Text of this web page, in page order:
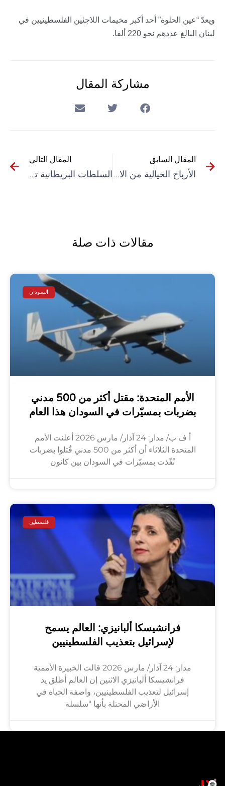
ويعدّ “عين الحلوة” أحد أكبر مخيمات اللاجئين الفلسطينيين في
لبنان البالغ عددهم نحو 220 ألفا.
مشاركة المقال
المقال السابق
الأرباح الخيالية من الاحتكار لشركات الأدوية متعددة الجنسيات: حالة “روش”
المقال التالي
السلطات البريطانية تعتقل عشرات المناهضين لحظر منظمة “فلسطين أكشن”
مقالات ذات صلة
السودان
الأمم المتحدة: مقتل أكثر من 500 مدني
بضربات بمسيّرات في السودان هذا العام
أ ف ب/ مدار: 24 آذار/ مارس 2026 أعلنت الأمم
المتحدة الثلاثاء أن أكثر من 500 مدني قُتلوا بضربات
نُفّذت بمسيّرات في السودان بين كانون
فلسطين
فرانشيسكا ألبانيزي: العالم يسمح
لإسرائيل بتعذيب الفلسطينيين
مدار: 24 آذار/ مارس 2026 قالت الخبيرة الأممية
فرانشيسكا ألبانيزي الاثنين إن العالم أطلق يد
إسرائيل لتعذيب الفلسطينيين، واصفة الحياة في
الأراضي المحتلة بأنها “سلسلة